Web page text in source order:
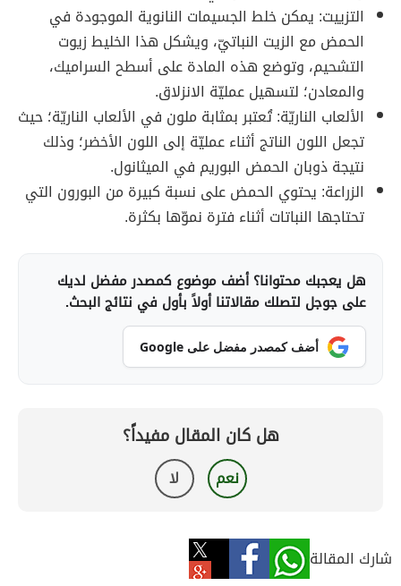
التزييت: يمكن خلط الجسيمات النانوية الموجودة في
الحمض مع الزيت النباتيّ، ويشكل هذا الخليط زيوت
التشحيم، وتوضع هذه المادة على أسطح السراميك،
والمعادن؛ لتسهيل عمليّة الانزلاق.
الألعاب الناريّة: تُعتبر بمثابة ملون في الألعاب الناريّة؛ حيث
تجعل اللون الناتج أثناء عمليّة إلى اللون الأخضر؛ وذلك
نتيجة ذوبان الحمض البوريم في الميثانول.
الزراعة: يحتوي الحمض على نسبة كبيرة من البورون التي
تحتاجها النباتات أثناء فترة نموّها بكثرة.
هل يعجبك محتوانا؟ أضف موضوع كمصدر مفضل لديك
على جوجل لتصلك مقالاتنا أولاً بأول في نتائج البحث.
أضف كمصدر مفضل على Google
هل كان المقال مفيداً؟
نعم لا
شارك المقالة